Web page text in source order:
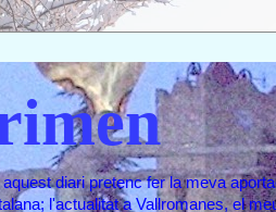
diari pretenc fer la meva
l'actualitat a Vallromanes, el